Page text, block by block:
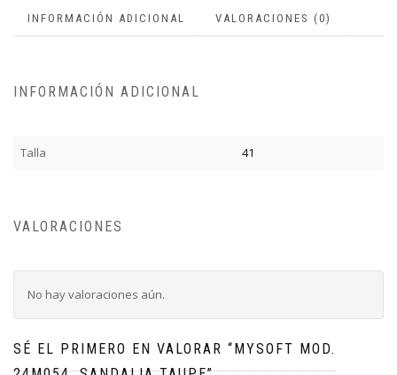
INFORMACIÓN ADICIONAL VALORACIONES (0)
INFORMACIÓN ADICIONAL
Talla 41
VALORACIONES
No hay valoraciones aún.
SÉ EL PRIMERO EN VALORAR “MYSOFT MOD.